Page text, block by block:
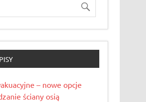
– nowe opcje
ściany osią